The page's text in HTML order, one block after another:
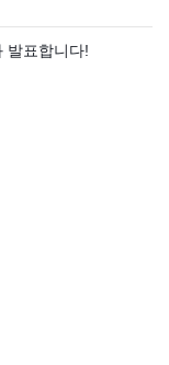
발표합니다!